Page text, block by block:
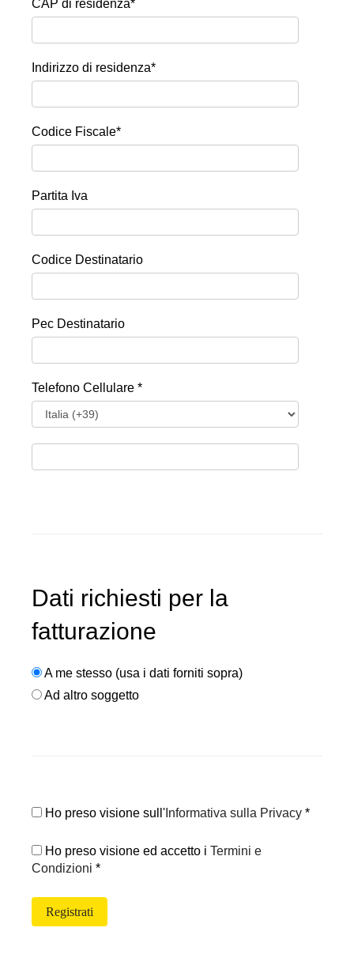
CAP di residenza*
Indirizzo di residenza*
Codice Fiscale*
Partita Iva
Codice Destinatario
Pec Destinatario
Telefono Cellulare *
Dati richiesti per la
fatturazione
A me stesso (usa i dati forniti sopra)
Ad altro soggetto
Ho preso visione sull' Informativa sulla Privacy *
Ho preso visione ed accetto i Termini e
Condizioni *
Registrati